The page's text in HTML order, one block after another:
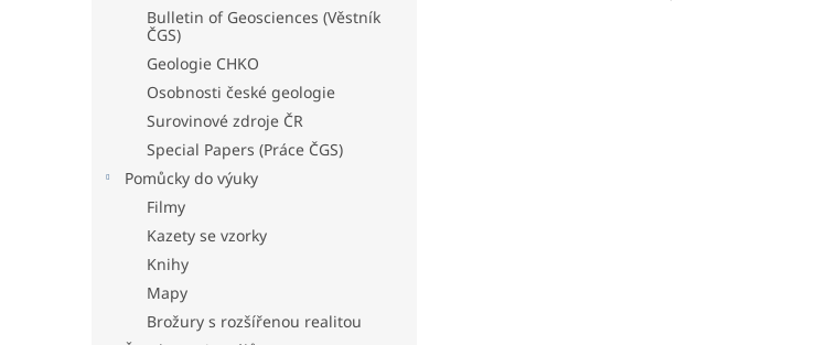
Bulletin of Geosciences (Věstník
ČGS)
Geologie CHKO
Osobnosti české geologie
Surovinové zdroje ČR
Special Papers (Práce ČGS)
Pomůcky do výuky
Filmy
Kazety se vzorky
Knihy
Mapy
Brožury s rozšířenou realitou